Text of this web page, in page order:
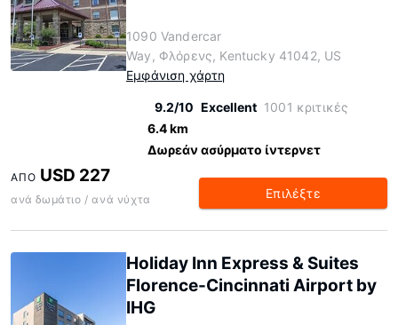
1090 Vandercar
Way, Φλόρενς, Kentucky 41042, US
Εμφάνιση χάρτη
9.2/10 Excellent 1001 κριτικές
6.4 km
Δωρεάν ασύρματο ίντερνετ
ΑΠΌ USD 227
ανά δωμάτιο / ανά νύχτα Επιλέξτε
Holiday Inn Express & Suites
Florence-Cincinnati Airport by
IHG